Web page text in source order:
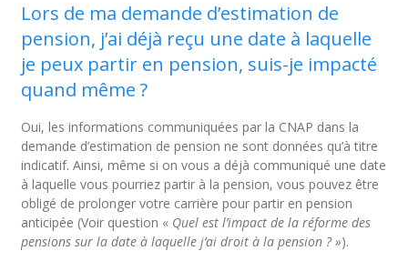
Lors de ma demande d’estimation de
pension, j’ai déjà reçu une date à laquelle
je peux partir en pension, suis-je impacté
quand même ?
Oui, les informations communiquées par la CNAP dans la
demande d’estimation de pension ne sont données qu’à titre
indicatif. Ainsi, même si on vous a déjà communiqué une date
à laquelle vous pourriez partir à la pension, vous pouvez être
obligé de prolonger votre carrière pour partir en pension
anticipée (Voir question « Quel est l’impact de la réforme des
pensions sur la date à laquelle j’ai droit à la pension ? »).